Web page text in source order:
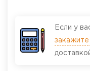
Если у